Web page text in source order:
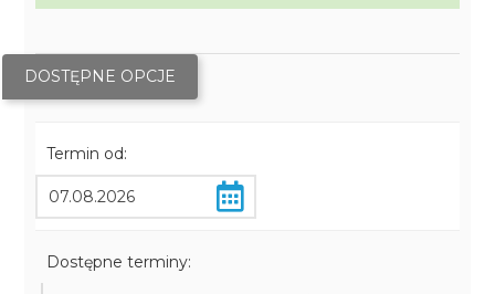
DOSTĘPNE OPCJE
Termin od:
Dostępne terminy: